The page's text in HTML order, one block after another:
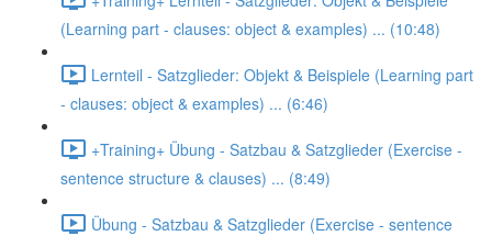
(Learning part - clauses: object & examples) ... (10:48)
Lernteil - Satzglieder: Objekt & Beispiele (Learning part
- clauses: object & examples) ... (6:46)
+Training+ Übung - Satzbau & Satzglieder (Exercise -
sentence structure & clauses) ... (8:49)
Übung - Satzbau & Satzglieder (Exercise - sentence